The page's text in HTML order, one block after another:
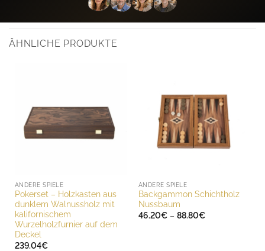
ÄHNLICHE PRODUKTE
ANDERE SPIELE
Pokerset – Holzkasten aus
dunklem Walnussholz mit
kalifornischem
Wurzelholzfurnier auf dem
Deckel
239.04€
ANDERE SPIELE
Backgammon Schichtholz
Nussbaum
46.20€ – 88.80€Preisspanne: